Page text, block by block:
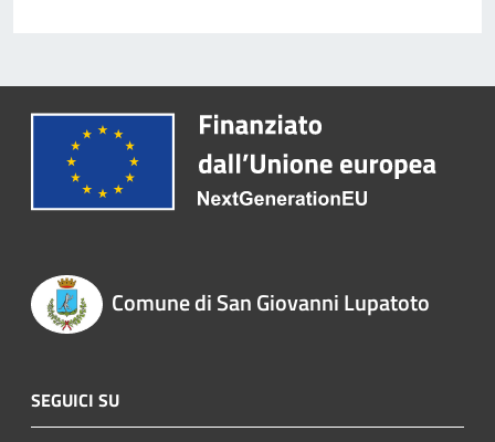
Comune di San Giovanni Lupatoto
SEGUICI SU